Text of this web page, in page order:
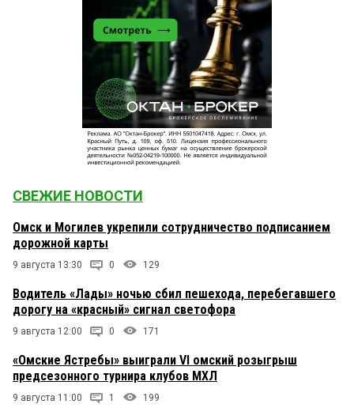
СВЕЖИЕ НОВОСТИ
Омск и Могилев укрепили сотрудничество подписанием
дорожной карты
9 августа 13:30 0 129
Водитель «Лады» ночью сбил пешехода, перебегавшего
дорогу на «красный» сигнал светофора
9 августа 12:00 0 171
«Омские Ястребы» выиграли VI омский розыгрыш
предсезонного турнира клубов МХЛ
9 августа 11:00 1 199